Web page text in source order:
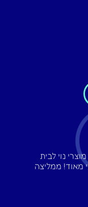
נוי לבית
מאוד! ממליצה